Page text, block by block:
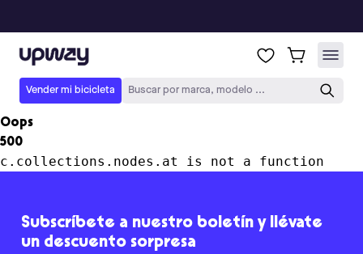
Upway
Vender mi bicicleta Buscar por marca, modelo ...
Oops
500
c.collections.nodes.at is not a function
Subscríbete a nuestro boletín y llévate
un descuento sorpresa